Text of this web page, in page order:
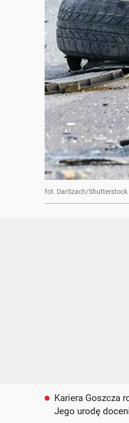
fot. DarSzach/Shutterstock
Kariera Goszcza
Jego urodę